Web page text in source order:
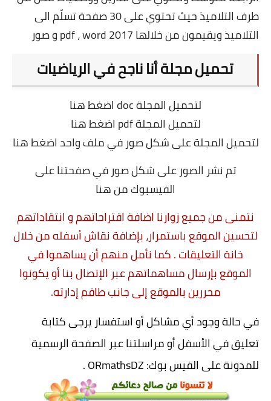
الأستاذ
الأستاذ المتربص
مذكرات
كتب
منوعات
طرف التلاميذ حيث تحتوي على 30 صفحة تسلّم الى
التلاميذ ويقيمون من خلالها 2017 pdf ، word و صور
تحميل مجلة أنا ناجح في الرياضيات
لتحميل المجلة doc
اضغط هنا
لتحميل المجلة pdf
اضغط هنا
لتحميل المجلة على شكل صور في ملف واحداضغط هنا
تم نشر الصور على شكل صور في صفحتنا على
الفيسبوك من هنا
نتمنى من جميع زوارنا اضافة اقتراحاتهم و انتقاداتهم
لتحسين الموقع باستمرار، بإضافة نقاش أسفله من خلال
خانة التعليقات . كما نأمل منهم أن يساهموا في
الموقع بإرسال مساهماتهم عبر الإتصال بنا أو يكونوا
محررين بالموقع إلى جانب طاقم إدارته.
في حالة وجود أي مشاكل أو استفسار يرجى كتابة
تعليق في الأسفل أو مراسلتنا عبر الصفحة الرسمية
للمدونة على الفيس بوك:ORmathsDZ
.